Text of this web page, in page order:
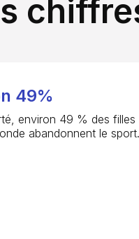
49%
environ 49 % des filles
abandonnent le sport.